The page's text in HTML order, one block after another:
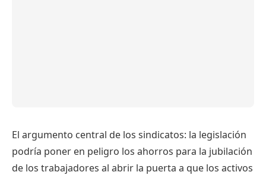
El argumento central de los sindicatos: la legislación
podría poner en peligro los ahorros para la jubilación
de los trabajadores al abrir la puerta a que los activos